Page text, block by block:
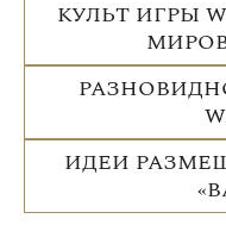
КУЛЬТ ИГРЫ
ИДЕИ